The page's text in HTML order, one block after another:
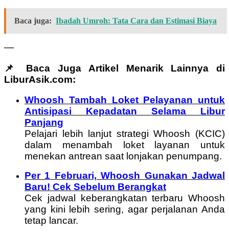
Baca juga: Ibadah Umroh: Tata Cara dan Estimasi Biaya
—
📌 Baca Juga Artikel Menarik Lainnya di
LiburAsik.com:
Whoosh Tambah Loket Pelayanan untuk
Antisipasi Kepadatan Selama Libur
Panjang
Pelajari lebih lanjut strategi Whoosh (KCIC)
dalam menambah loket layanan untuk
menekan antrean saat lonjakan penumpang.
Per 1 Februari, Whoosh Gunakan Jadwal
Baru! Cek Sebelum Berangkat
Cek jadwal keberangkatan terbaru Whoosh
yang kini lebih sering, agar perjalanan Anda
tetap lancar.